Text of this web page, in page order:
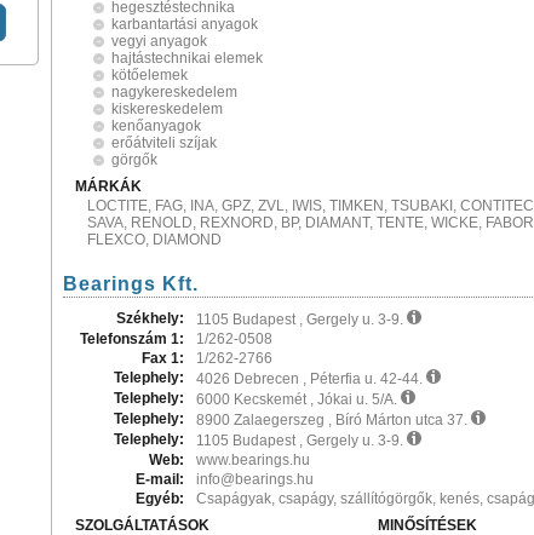
hegesztéstechnika
karbantartási anyagok
vegyi anyagok
hajtástechnikai elemek
kötőelemek
nagykereskedelem
kiskereskedelem
kenőanyagok
erőátviteli szíjak
görgők
MÁRKÁK
LOCTITE, FAG, INA, GPZ, ZVL, IWIS, TIMKEN, TSUBAKI,
SAVA, RENOLD, REXNORD, BP, DIAMANT, TENTE, WICKE,
FLEXCO, DIAMOND
Bearings Kft.
Székhely:
1105 Budapest , Gergely u. 3-9.
Telefonszám 1:
1/262-0508
Fax 1:
1/262-2766
Telephely:
4026 Debrecen , Péterfia u. 42-44.
Telephely:
6000 Kecskemét , Jókai u. 5/A.
Telephely:
8900 Zalaegerszeg , Bíró Márton utca 37.
Telephely:
1105 Budapest , Gergely u. 3-9.
Web:
www.bearings.hu
E-mail:
info@bearings.hu
Egyéb:
Csapágyak, csapágy, szállítógörgők, kenés,
SZOLGÁLTATÁSOK
MINŐSÍTÉSEK